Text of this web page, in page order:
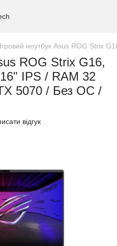
Ігровий ноутбук Asus ROG Strix
ROG Strix G16,
IPS / RAM 32
5070 / Без ОС /
відгук